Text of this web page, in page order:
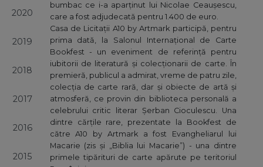
2020
2019
2018
2017
2016
2015
bumbac ce i-a aparținut lui Nicolae Ceaușescu,
care a fost adjudecată pentru 1.400 de euro.
Casa de Licitații A10 by Artmark participă, pentru
prima dată, la Salonul Internațional de Carte
Bookfest - un eveniment de referință pentru
iubitorii de literatură și colecționarii de carte. În
premieră, publicul a admirat, vreme de patru zile,
colecția de carte rară, dar și obiecte de artă și
atmosferă, ce provin din biblioteca personală a
celebrului critic literar Șerban Cioculescu. Una
dintre cărțile rare, prezentate la Bookfest de
către A10 by Artmark a fost Evangheliarul lui
Macarie (zis și „Biblia lui Macarie”) - una dintre
primele tipărituri de carte apărute pe teritoriul